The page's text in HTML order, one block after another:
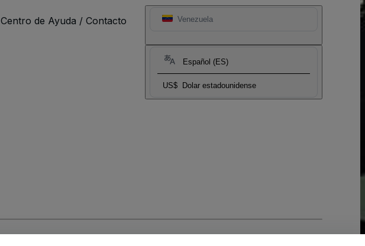
Venezuela
Español (ES)
US$ Dolar estadounidense
Centro de Ayuda / Contacto